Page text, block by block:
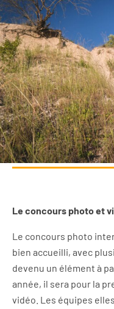
Le concours photo et
Le concours photo
bien accueilli, avec
devenu un élément à
année, il sera pour la
vidéo. Les équipes